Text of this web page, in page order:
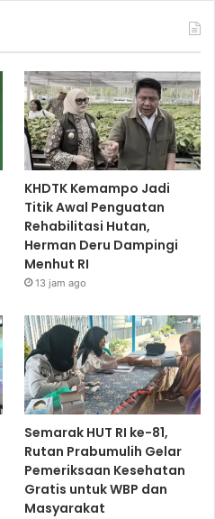
KHDTK Kemampo Jadi
Titik Awal Penguatan
Rehabilitasi Hutan,
Herman Deru Dampingi
Menhut RI
13 jam ago
Semarak HUT RI ke-81,
Rutan Prabumulih Gelar
Pemeriksaan Kesehatan
Gratis untuk WBP dan
Masyarakat